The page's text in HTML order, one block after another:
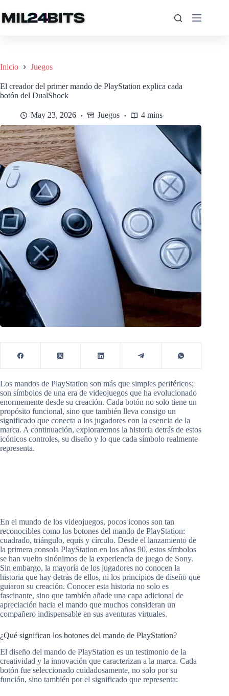
al
contenido
Inicio Juegos
El creador del primer mando de PlayStation explica cada
botón del DualShock
May 23, 2026 Juegos 4 mins
Los mandos de PlayStation son más que simples periféricos;
son símbolos de una era de videojuegos que ha evolucionado
enormemente desde su creación. Cada botón no solo tiene un
propósito funcional, sino que también lleva consigo un
significado que conecta a los jugadores con la esencia de la
marca. A continuación, exploraremos la historia detrás de estos
icónicos controles, su diseño y lo que cada símbolo realmente
representa.
En el mundo de los videojuegos, pocos iconos son tan
reconocibles como los botones del mando de PlayStation:
cuadrado, triángulo, equis y círculo. Desde el lanzamiento de
la primera consola PlayStation en los años 90, estos símbolos
se han vuelto sinónimos de la experiencia de juego de Sony.
Sin embargo, la mayoría de los jugadores no conocen la
historia que hay detrás de ellos, ni los principios de diseño que
guiaron su creación. Conocer esta historia no solo es
fascinante, sino que también añade una capa adicional de
apreciación hacia el mando que muchos consideran un
compañero indispensable en sus aventuras virtuales.
¿Qué significan los botones del mando de PlayStation?
El diseño del mando de PlayStation es un testimonio de la
creatividad y la innovación que caracterizan a la marca. Cada
botón fue seleccionado cuidadosamente, no solo por su
función, sino también por el significado que representa: